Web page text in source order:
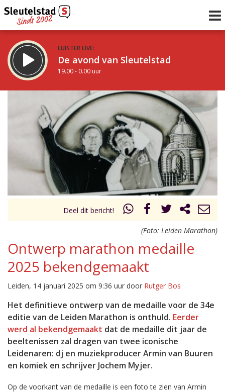
LUISTER LIVE:
De avond van Sleutelstad
19.00 - 0.00 uur
De nacht van Sleutelstad
0.00 - 6.00 uur
Vorig uur
uur 1 van 0 Volgend uur
Deel dit bericht!
(Foto: Leiden Marathon)
Ontwerp marathon medaille
2025 bekendgemaakt
Leiden, 14 januari 2025 om 9:36 uur door Rutger Bos
Het definitieve ontwerp van de medaille voor de 34e
editie van de Leiden Marathon is onthuld. Eerder
werd al bekendgemaakt dat de medaille dit jaar de
beeltenissen zal dragen van twee iconische
Leidenaren: dj en muziekproducer Armin van Buuren
en komiek en schrijver Jochem Myjer.
Op de voorkant van de medaille is een foto te zien van Armin